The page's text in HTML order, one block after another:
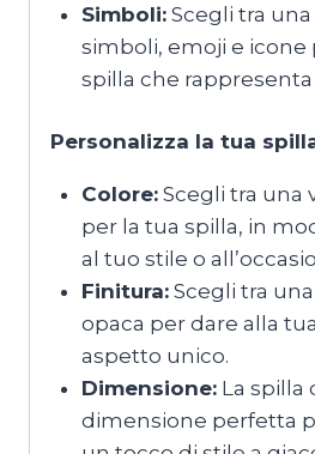
Simboli:Scegli tra
simboli, emoji e icone
spilla che
Personalizza la tua
Colore:Scegli tra una
per la tua spilla, in
al tuo stile o
Finitura:Scegli tra
opaca per dare alla
aspetto unico.
Dimensione:La spilla
dimensione perfetta